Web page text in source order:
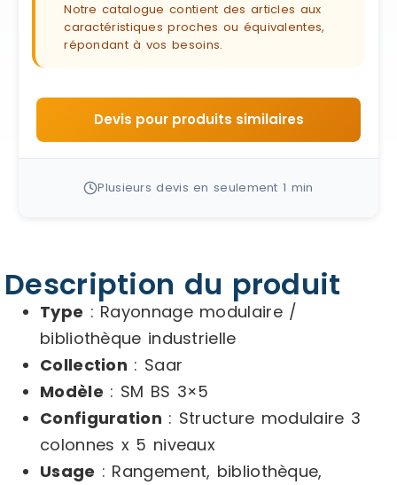
Notre catalogue contient des articles aux
caractéristiques proches ou équivalentes,
répondant à vos besoins.
Devis pour produits similaires
Plusieurs devis en seulement 1 min
Description du produit
Type : Rayonnage modulaire /
bibliothèque industrielle
Collection : Saar
Modèle : SM BS 3×5
Configuration : Structure modulaire 3
colonnes x 5 niveaux
Usage : Rangement, bibliothèque,